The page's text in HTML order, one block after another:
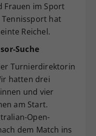
Frauen im Sport
Tennissport hat
Reichel.
Suche
Turnierdirektorin
hatten drei
und vier
am Start.
Open-
dem Match ins